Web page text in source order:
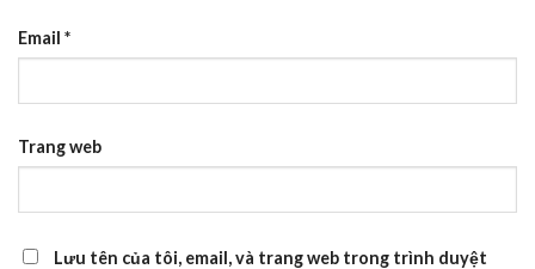
Email *
Trang web
Lưu tên của tôi, email, và trang web trong trình duyệt